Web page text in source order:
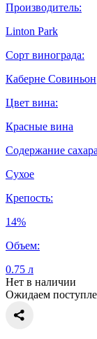
Производитель:
Linton Park
Сорт винограда:
Каберне Совиньон
Цвет вина:
Красные вина
Содержание
Сухое
Крепость:
14%
Объем:
0.75 л
Нет в наличии
Ожидаем